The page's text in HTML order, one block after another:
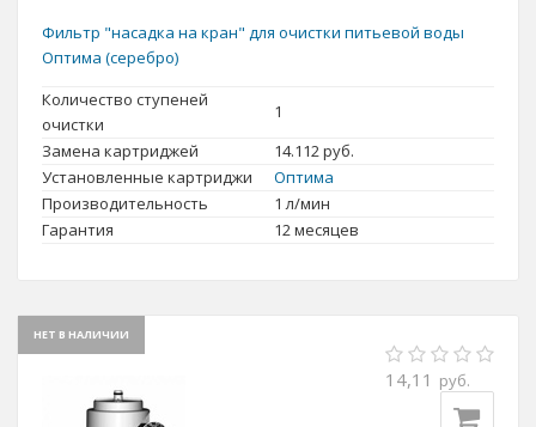
Фильтр "насадка на кран" для очистки питьевой воды
Оптима (серебро)
Количество ступеней
очистки
1
Замена картриджей
14.112руб.
Установленные картриджи
Оптима
Производительность
1 л/мин
Гарантия
12 месяцев
НЕТ В НАЛИЧИИ
14,11 руб.